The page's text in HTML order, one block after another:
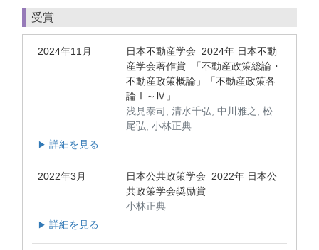
受賞
2024年11月
日本不動産学会 2024年 日本不動
産学会著作賞 「不動産政策総論・
不動産政策概論」「不動産政策各
論Ⅰ～Ⅳ」
浅見泰司, 清水千弘, 中川雅之, 松
尾弘, 小林正典
▶ 詳細を見る
2022年3月
日本公共政策学会 2022年 日本公
共政策学会奨励賞
小林正典
▶ 詳細を見る